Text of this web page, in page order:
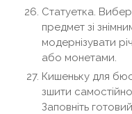
Статуетка.
предмет зі
модернізувати
або монетами.
Кишеньку для
зшити
Заповніть